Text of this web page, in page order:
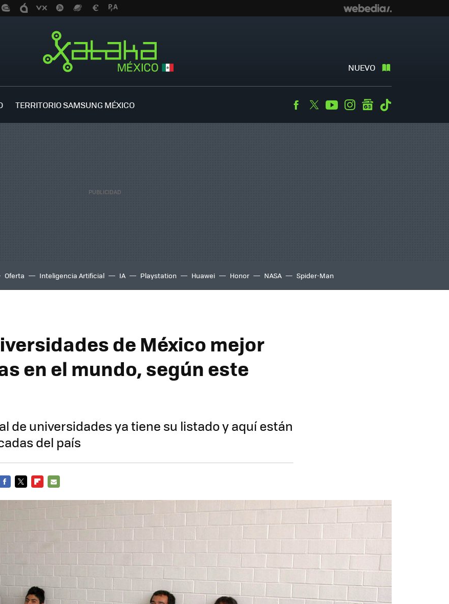
NUEVO
TERRITORIO SAMSUNG MÉXICO Facebook
TwitterYoutubeInstagramgooglenews
Oferta Inteligencia Artificial IA Playstation Huawei Honor NASA Spider-Man
de México mejor
en el mundo, según este
de universidades ya tiene su listado y aquí están
del país
MAIL